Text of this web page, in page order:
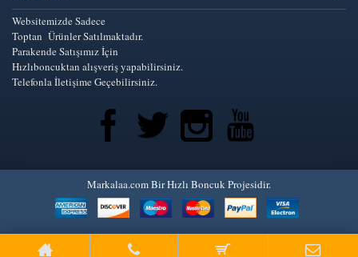
Websitemizde Sadece
Toptan Ürünler Satılmaktadır.
Parakende Satışımız İçin
Hızlıboncuktan alışveriş yapabilirsiniz.
Telefonla İletişime Geçebilirsiniz.
Markalaa.com Bir Hızlı Boncuk Projesidir.